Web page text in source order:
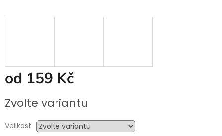
od 159 Kč
cena:
Zvolte variantu
Velikost